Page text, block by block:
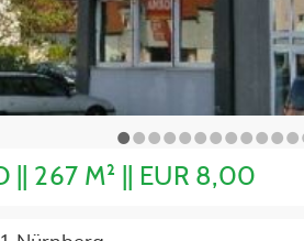
••••••••••••
|| 267 M² || EUR 8,00